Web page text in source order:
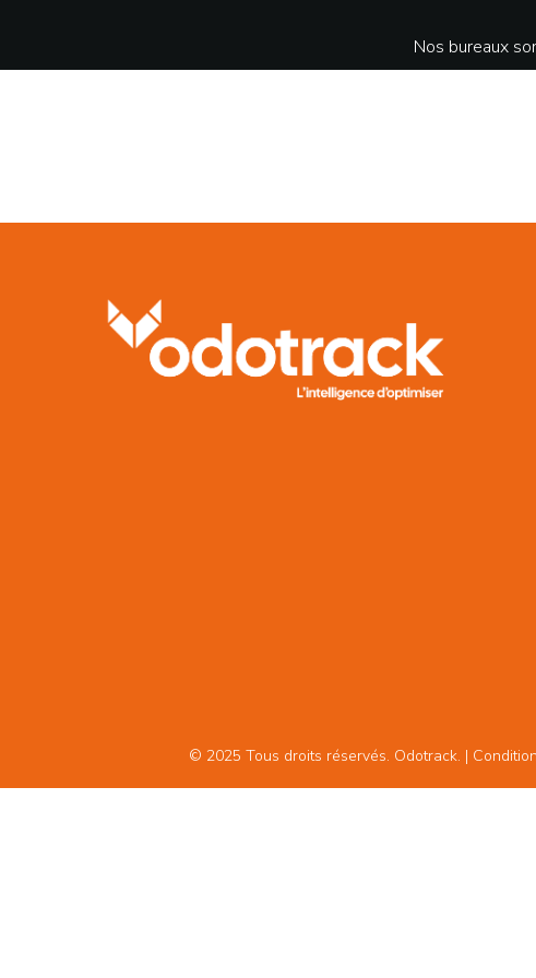
Nos bureaux
© 2025 Tous droits réservés. Odotrack. |